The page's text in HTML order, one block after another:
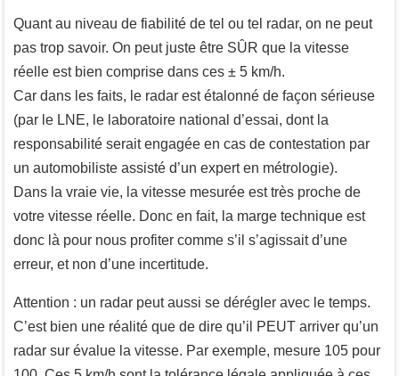
Quant au niveau de fiabilité de tel ou tel radar, on ne peut
pas trop savoir. On peut juste être SÛR que la vitesse
réelle est bien comprise dans ces ± 5 km/h.
Car dans les faits, le radar est étalonné de façon sérieuse
(par le LNE, le laboratoire national d’essai, dont la
responsabilité serait engagée en cas de contestation par
un automobiliste assisté d’un expert en métrologie).
Dans la vraie vie, la vitesse mesurée est très proche de
votre vitesse réelle. Donc en fait, la marge technique est
donc là pour nous profiter comme s’il s’agissait d’une
erreur, et non d’une incertitude.
Attention : un radar peut aussi se dérégler avec le temps.
C’est bien une réalité que de dire qu’il PEUT arriver qu’un
radar sur évalue la vitesse. Par exemple, mesure 105 pour